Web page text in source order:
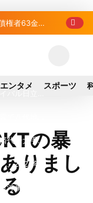
権者63金融
防止」を理
代行大手
、金融機関
、2026年8
沖事故で
エンタメ スポーツ
の暴
りまし